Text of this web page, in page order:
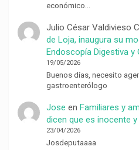
económico…
Julio César Valdivieso
de Loja, inaugura su
Endoscopía Digestiva
19/05/2026
Buenos días, necesito
gastroenterólogo
Jose en Familiares y
dicen que es inocente
23/04/2026
Josdeputaaaa